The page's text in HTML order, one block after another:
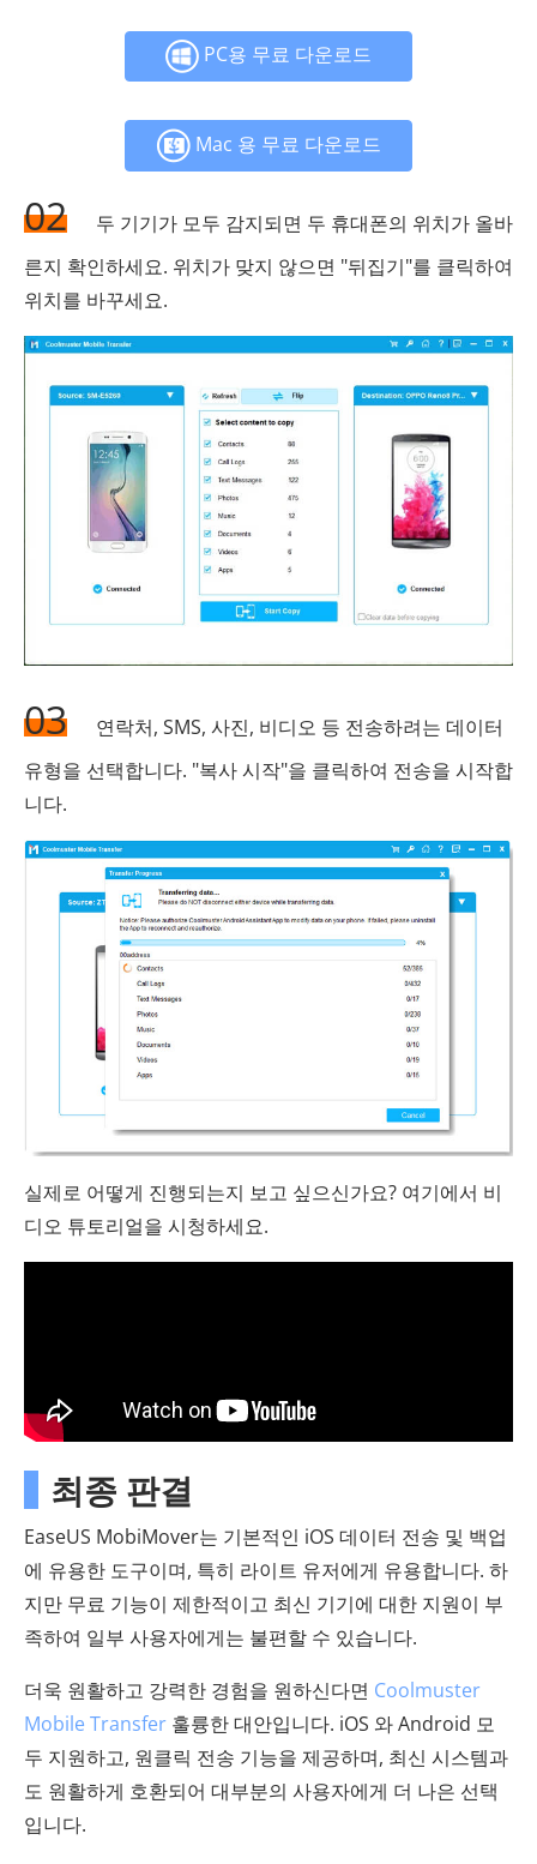
PC용 무료 다운로드
Mac 용 무료 다운로드
02
두 기기가 모두 감지되면 두 휴대폰의 위치가 올바
른지 확인하세요. 위치가 맞지 않으면 "뒤집기"를 클릭하여
위치를 바꾸세요.
03
연락처, SMS, 사진, 비디오 등 전송하려는 데이터
유형을 선택합니다. "복사 시작"을 클릭하여 전송을 시작합
니다.
실제로 어떻게 진행되는지 보고 싶으신가요? 여기에서 비
디오 튜토리얼을 시청하세요.
최종 판결
EaseUS MobiMover는 기본적인 iOS 데이터 전송 및 백업
에 유용한 도구이며, 특히 라이트 유저에게 유용합니다. 하
지만 무료 기능이 제한적이고 최신 기기에 대한 지원이 부
족하여 일부 사용자에게는 불편할 수 있습니다.
더욱 원활하고 강력한 경험을 원하신다면 Coolmuster
Mobile Transfer 훌륭한 대안입니다. iOS 와 Android 모
두 지원하고, 원클릭 전송 기능을 제공하며, 최신 시스템과
도 원활하게 호환되어 대부분의 사용자에게 더 나은 선택
입니다.